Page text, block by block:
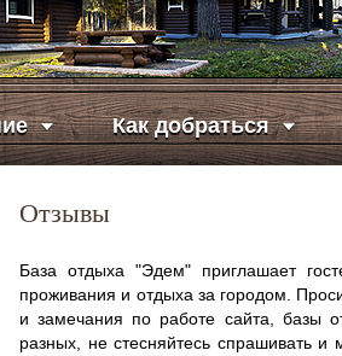
Как добраться
Отзывы
База отдыха "Эдем" приглашает
проживания и отдыха за городом.
и замечания по работе сайта, базы
разных, не стесняйтесь спрашивать